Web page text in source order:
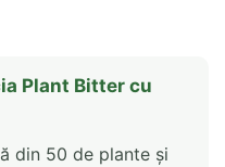
Plant Bitter cu
din 50 de plante și